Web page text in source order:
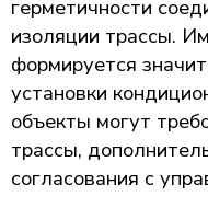
герметичности
изоляции трассы.
формируется
установки
объекты могут
трассы,
согласования с